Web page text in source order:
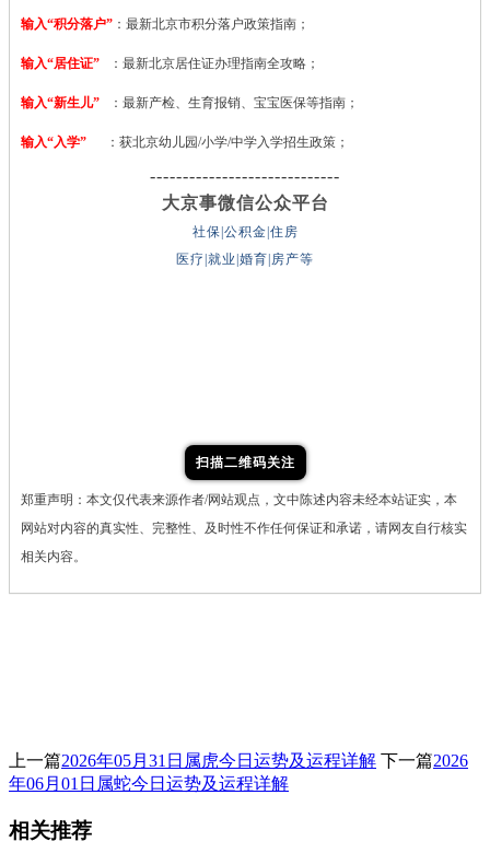
输入“积分落户” ：最新北京市积分落户政策指南；
输入“居住证” ：最新北京居住证办理指南全攻略；
输入“新生儿” ：最新产检、生育报销、宝宝医保等指南；
输入“入学” ：获北京幼儿园/小学/中学入学招生政策；
-----------------------------
大京事微信公众平台
社保|公积金|住房
医疗|就业|婚育|房产等
扫描二维码关注
郑重声明：本文仅代表来源作者/网站观点，文中陈述内容未经本站证实，本
网站对内容的真实性、完整性、及时性不作任何保证和承诺，请网友自行核实
相关内容。
上一篇2026年05月31日属虎今日运势及运程详解 下一篇2026
年06月01日属蛇今日运势及运程详解
相关推荐